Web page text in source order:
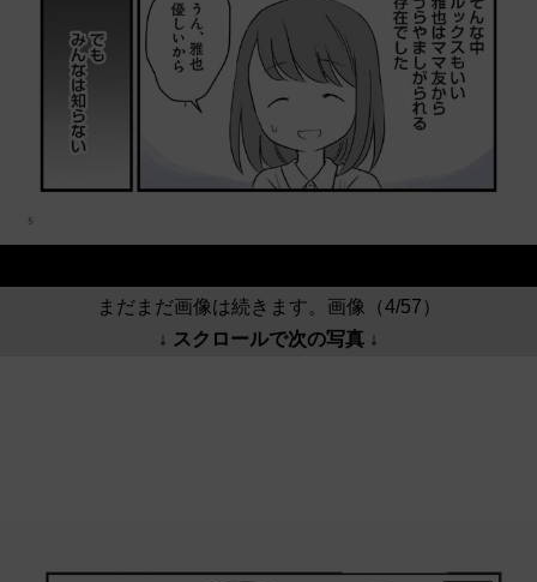
まだまだ画像は続きます。画像（4/57）
↓ スクロールで次の写真 ↓